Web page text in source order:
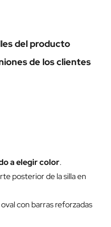
del producto
de los clientes
a elegir color.
posterior de la silla en
con barras reforzadas